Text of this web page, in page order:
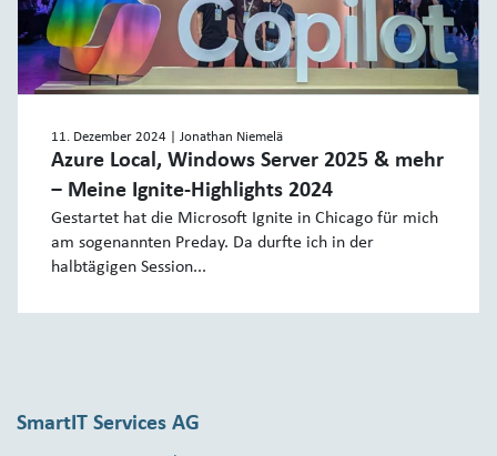
11. Dezember 2024 | Jonathan Niemelä
Azure Local, Windows Server 2025 & mehr
‒ Meine Ignite-Highlights 2024
Gestartet hat die Microsoft Ignite in Chicago für mich
am sogenannten Preday. Da durfte ich in der
halbtägigen Session...
SmartIT Services AG